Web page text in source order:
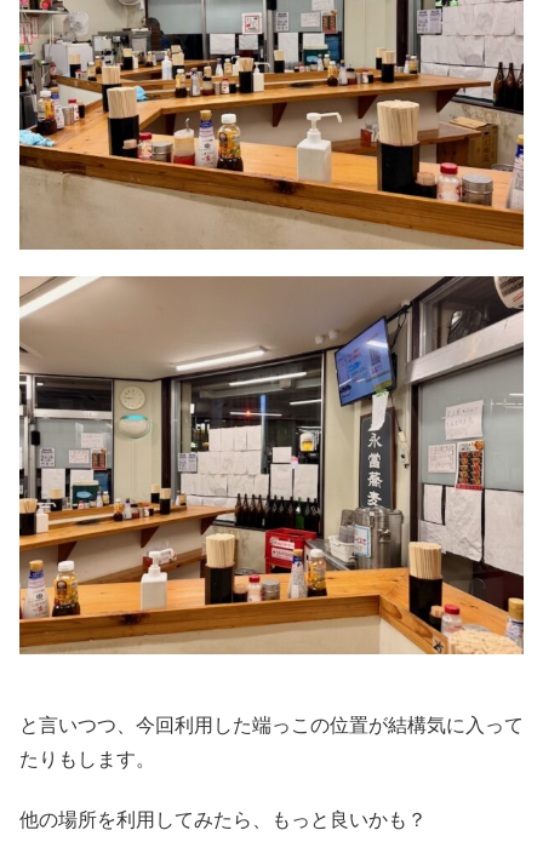
と言いつつ、今回利用した端っこの位置が結構気に入って
たりもします。
他の場所を利用してみたら、もっと良いかも？